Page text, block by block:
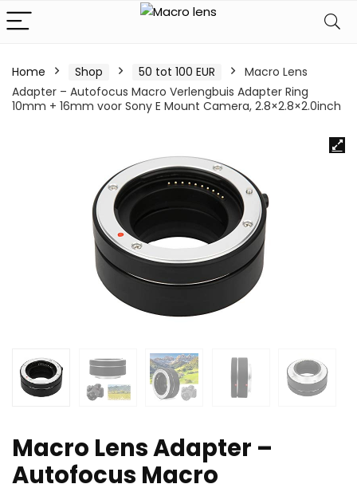
Home Shop 50 tot 100 EUR
Macro Lens
Adapter – Autofocus Macro Verlengbuis Adapter Ring
10mm + 16mm voor Sony E Mount Camera, 2.8×2.8×2.0inch
Macro Lens Adapter –
Autofocus Macro